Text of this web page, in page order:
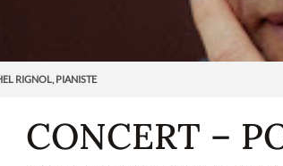
RIGNOL, PIANISTE
CONCERT –